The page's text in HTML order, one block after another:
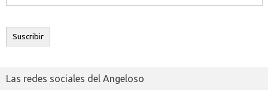
electrónico
Suscribir
Las redes sociales del Angeloso